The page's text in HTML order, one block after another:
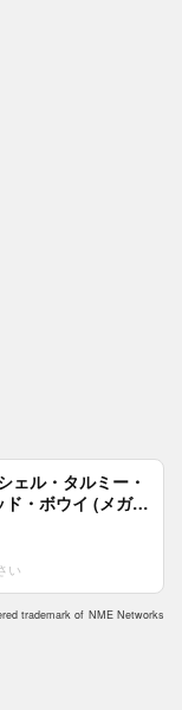
ェル・タルミー・
・ボウイ (メガジ
い
trademark of NME Networks